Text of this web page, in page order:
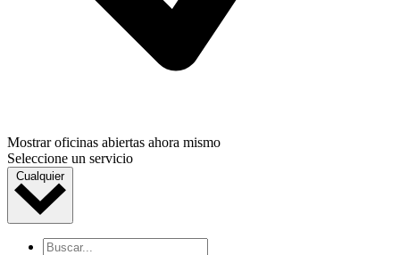
Mostrar oficinas abiertas ahora mismo
Seleccione un servicio
Cualquier